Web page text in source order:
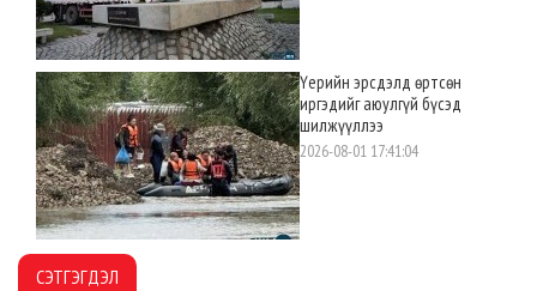
Үерийн эрсдэлд өртсөн
иргэдийг аюулгүй бүсэд
шилжүүллээ
2026-08-01 17:41:04
СЭТГЭГДЭЛ